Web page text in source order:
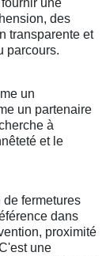
une
des
transparente et
parcours.
un
un partenaire
à
et le
de fermetures
dans
proximité
une